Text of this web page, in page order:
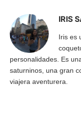
IRIS
Iris es
personalidades. Es
saturninos, una gran
viajera aventurera.